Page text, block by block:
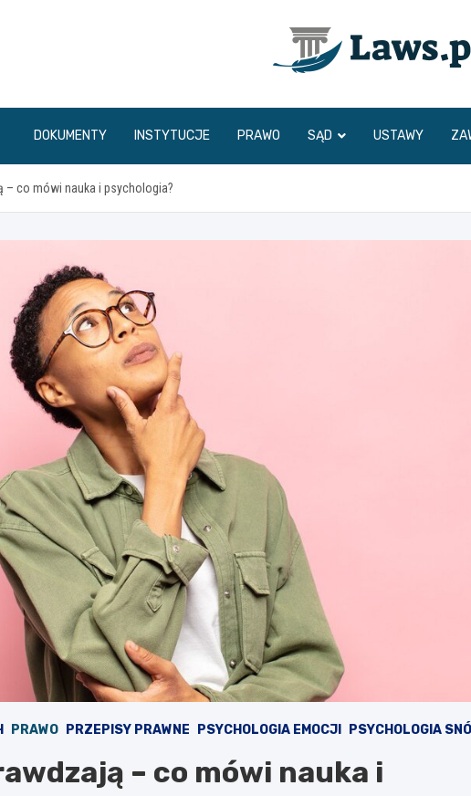
www.laws.pl
DOKUMENTY INSTYTUCJE PRAWO SĄD USTAWY
– co mówi nauka i psychologia?
PRAWO PRZEPISY PRAWNE PSYCHOLOGIA EMOCJI PSYCHOLOGIA
– co mówi nauka i